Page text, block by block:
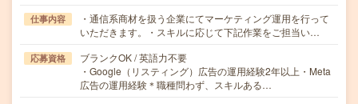
仕事内容
・通信系商材を扱う企業にてマーケティング運用を行って
いただきます。・スキルに応じて下記作業をご担当い…
応募資格
ブランクOK / 英語力不要
・Google（リスティング）広告の運用経験2年以上・Meta
広告の運用経験＊職種問わず、スキルある…